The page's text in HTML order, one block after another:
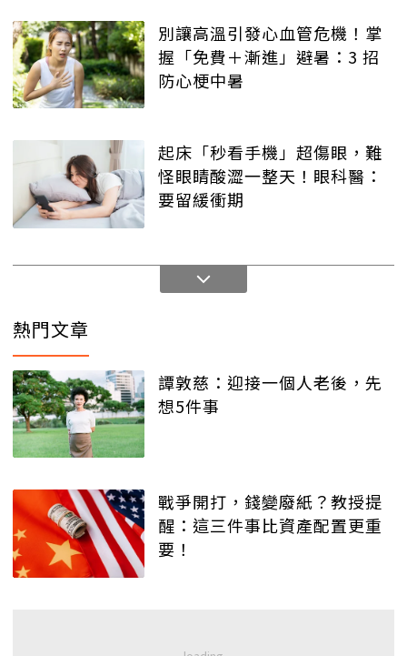
別讓高溫引發心血管危機！掌
握「免費＋漸進」避暑：3 招
防心梗中暑
起床「秒看手機」超傷眼，難
怪眼睛酸澀一整天！眼科醫：
要留緩衝期
熱門文章
譚敦慈：迎接一個人老後，先
想5件事
戰爭開打，錢變廢紙？教授提
醒：這三件事比資產配置更重
要！